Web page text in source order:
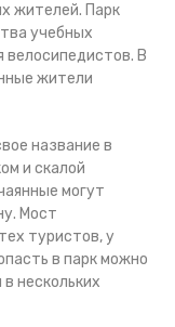
жителей. Парк
учебных
велосипедистов. В
жители
название в
и скалой
могут
Мост
туристов, у
в парк можно
нескольких